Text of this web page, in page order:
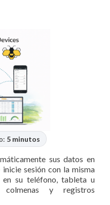
5 minutos
sus datos en
sesión con la misma
en su teléfono, tableta u
colmenas y registros